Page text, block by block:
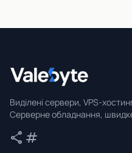
Виділені сервери, VPS-
Серверне обладнання,
share Поділитися
tag